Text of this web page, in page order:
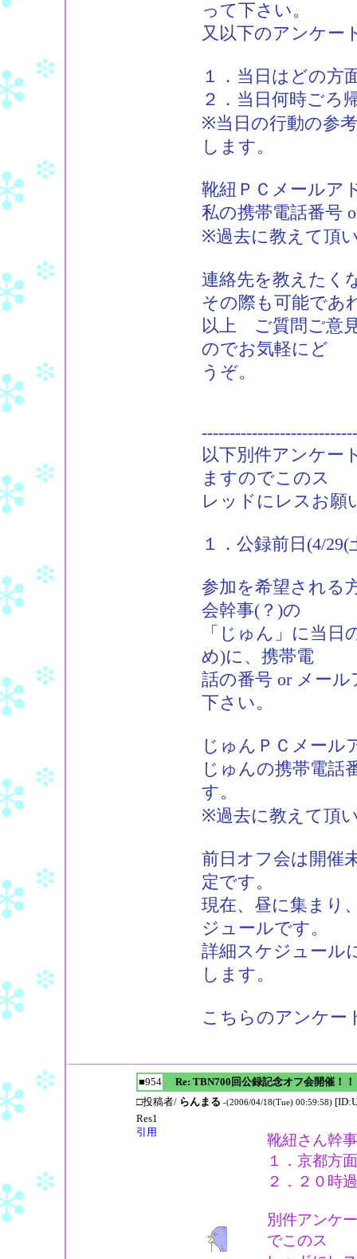
って下さい。
又以下のアンケー
１．当日はどの方
２．当日何時ごろ
※当日の行動の参
します。
靴紐ＰＣメールア
私の携帯電話番号
※過去に教えて頂
連絡先を教えたく
その際も可能であ
以上 ご質問ご意
のでお気軽にど
うぞ。
以下別件アンケー
ますのでこのス
レッドにレスお願
１．公録前日(4/
参加を希望される
会幹事(？)の
「じゅん」に当
め)に、携帯電
話の番号 or メー
下さい。
じゅんＰＣメール
じゅんの携帯電話
す。
※過去に教えて頂
前日オフ会は開催
定です。
現在、昼に集まり
ジュールです。
詳細スケジュール
します。
こちらのアンケー
■954 Re: TBN700回公録記念オフ会開催！！
□投稿者/ らんまる -(2006/04/18(Tue) 00:59:58)
Res1
引用
靴紐さん幹
１．京都方
２．２０時
別件アンケ
でこのス